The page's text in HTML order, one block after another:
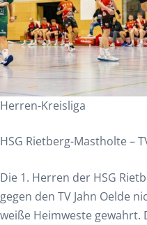
Herren-Kreisliga
HSG Rietberg-Mastholte –
Die 1. Herren der HSG
gegen den TV Jahn Oelde
weiße Heimweste